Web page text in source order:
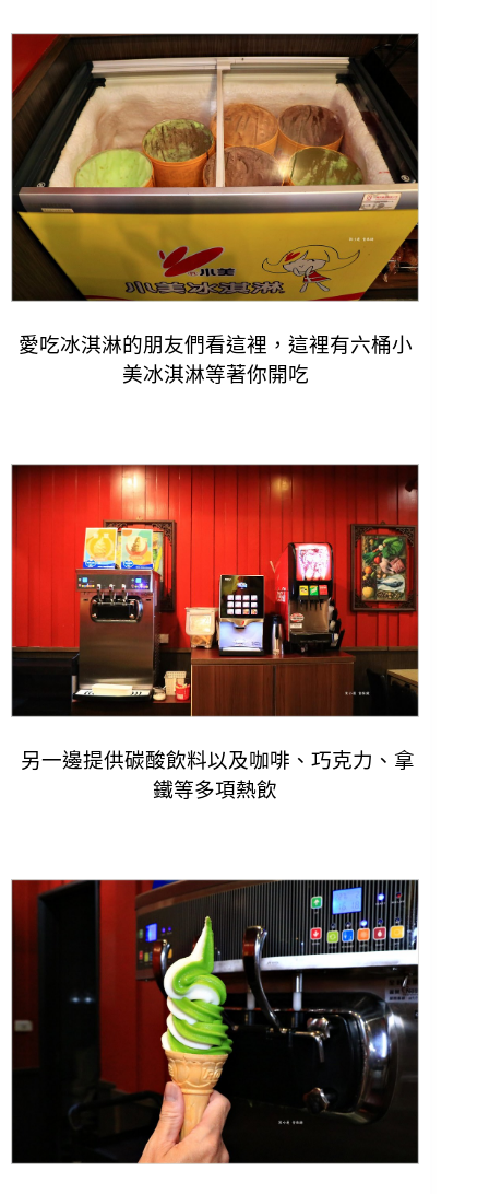
愛吃冰淇淋的朋友們看這裡，這裡有六桶小
美冰淇淋等著你開吃
另一邊提供碳酸飲料以及咖啡、巧克力、拿
鐵等多項熱飲